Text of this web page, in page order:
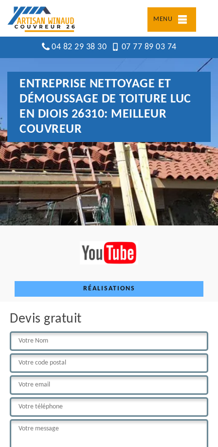
MENU
04 82 29 38 30 07 77 89 03 74
ENTREPRISE NETTOYAGE ET
DÉMOUSSAGE DE TOITURE LUC
EN DIOIS 26310: MEILLEUR
COUVREUR
RÉALISATIONS
Devis gratuit